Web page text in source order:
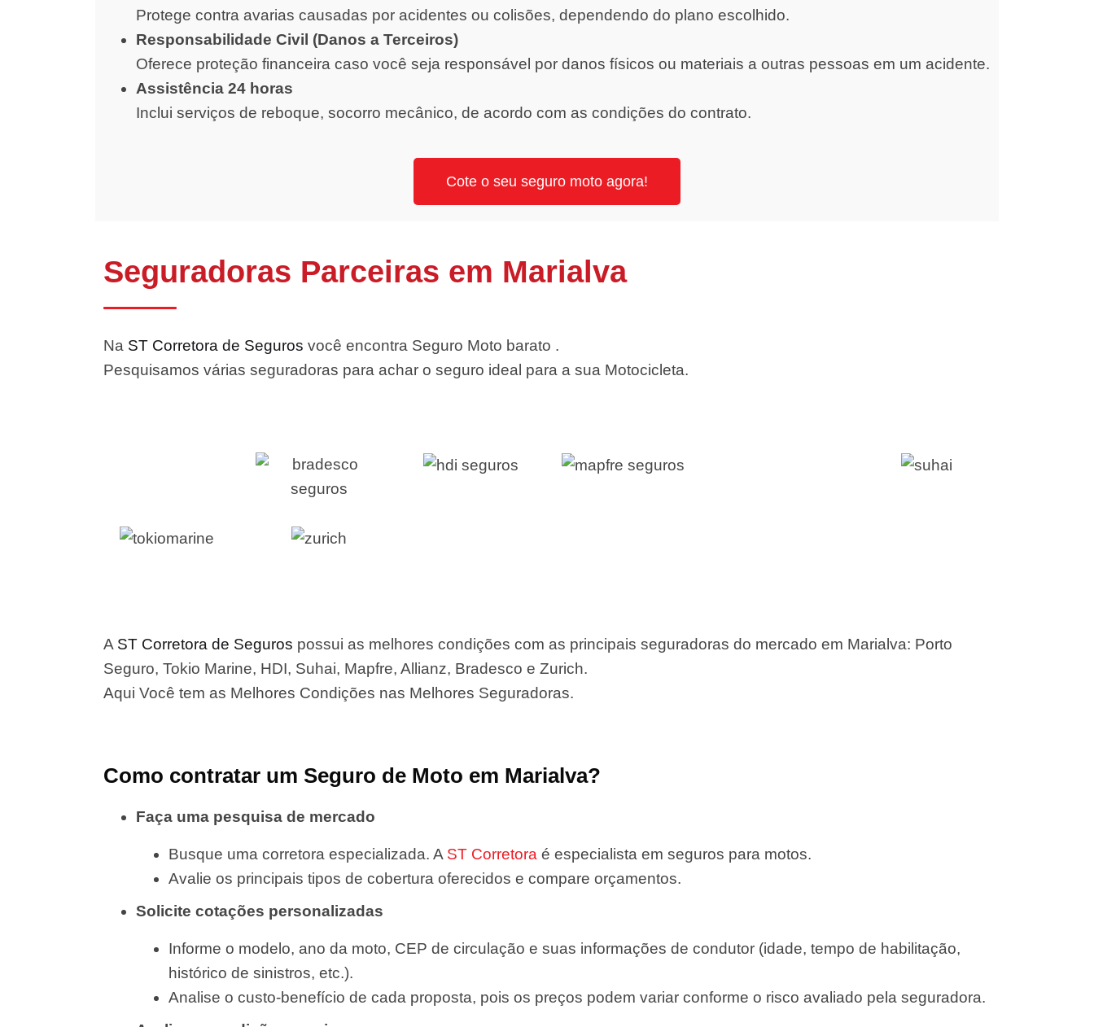
Protege contra avarias causadas por acidentes ou colisões, dependendo do plano escolhido.
Responsabilidade Civil (Danos a Terceiros)
Oferece proteção financeira caso você seja responsável por danos físicos ou materiais a outras pessoas em um acidente.
Assistência 24 horas
Inclui serviços de reboque, socorro mecânico, de acordo com as condições do contrato.
Cote o seu seguro moto agora!
Seguradoras Parceiras em Marialva
Na ST Corretora de Seguros você encontra Seguro Moto barato .
Pesquisamos várias seguradoras para achar o seguro ideal para a sua Motocicleta.
A ST Corretora de Seguros possui as melhores condições com as principais seguradoras do mercado em Marialva: Porto
Seguro, Tokio Marine, HDI, Suhai, Mapfre, Allianz, Bradesco e Zurich.
Aqui Você tem as Melhores Condições nas Melhores Seguradoras.
Como contratar um Seguro de Moto em Marialva?
Faça uma pesquisa de mercado
Busque uma corretora especializada. A ST Corretora é especialista em seguros para motos.
Avalie os principais tipos de cobertura oferecidos e compare orçamentos.
Solicite cotações personalizadas
Informe o modelo, ano da moto, CEP de circulação e suas informações de condutor (idade, tempo de habilitação,
histórico de sinistros, etc.).
Analise o custo-benefício de cada proposta, pois os preços podem variar conforme o risco avaliado pela seguradora.